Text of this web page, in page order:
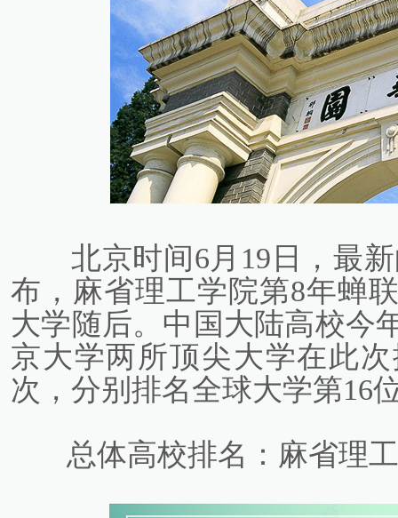
北京时间6月19日，最新
布，麻省理工学院第8年蝉
大学随后。中国大陆高校今
京大学两所顶尖大学在此
次，分别排名全球大学第16
总体高校排名：麻省理工